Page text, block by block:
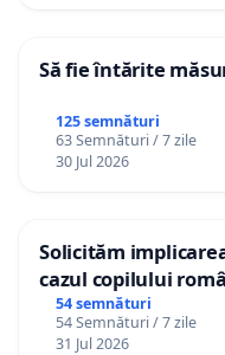
Să fie întărite
125 semnături
63 Semnături / 7 zile
30 Jul 2026
Solicităm
cazul copilului
Gheorghe, aflat în
12 ani
54 semnături
54 Semnături / 7 zile
31 Jul 2026